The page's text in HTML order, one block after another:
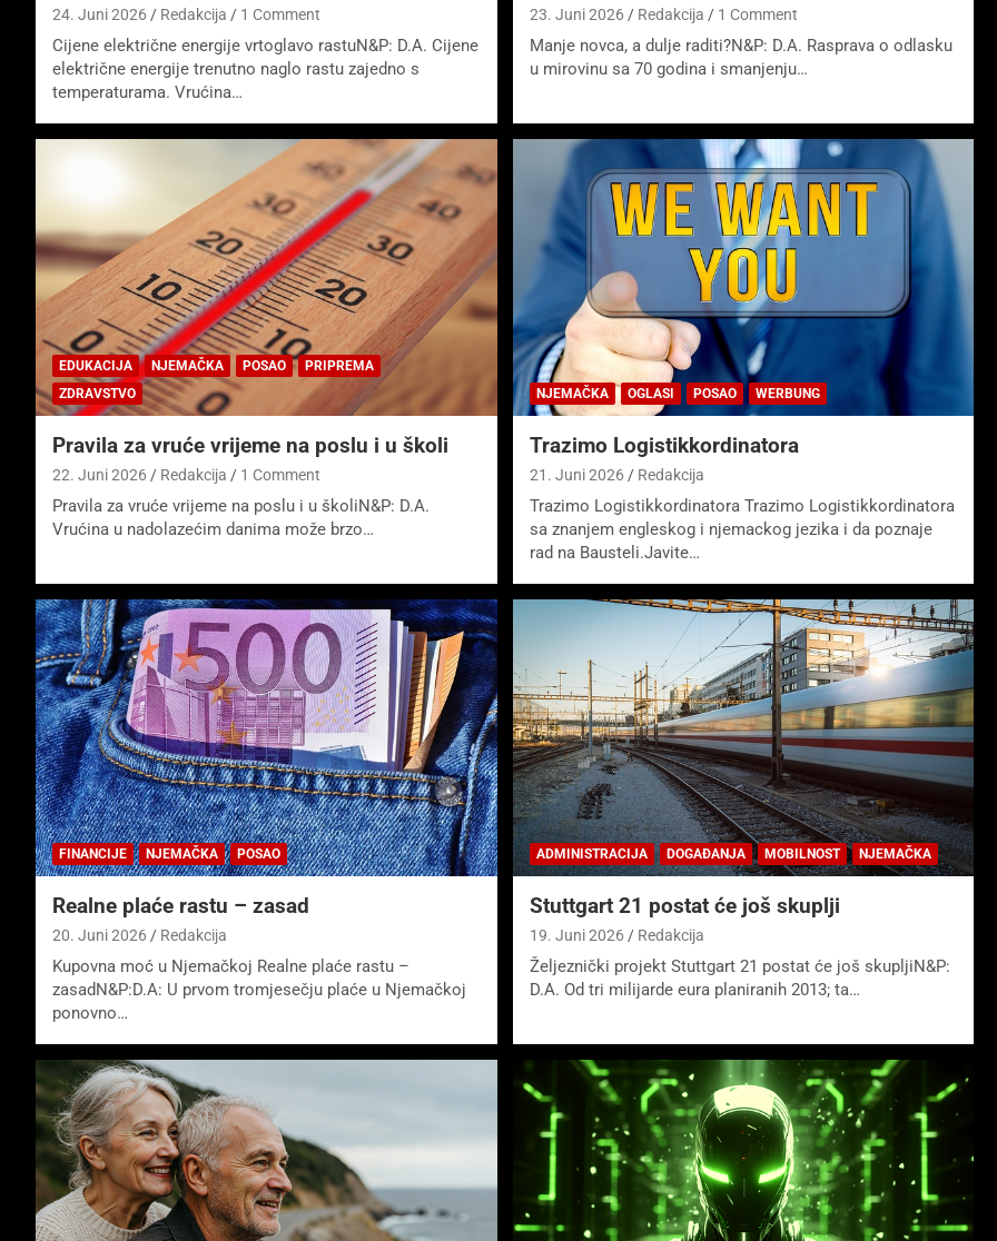
24. Juni 2026 Redakcija 1 Comment
Cijene električne energije vrtoglavo rastuN&P: D.A. Cijene
električne energije trenutno naglo rastu zajedno s
temperaturama. Vrućina…
23. Juni 2026 Redakcija 1 Comment
Manje novca, a dulje raditi?N&P: D.A. Rasprava o odlasku
u mirovinu sa 70 godina i smanjenju…
EDUKACIJA NJEMAČKA POSAO
PRIPREMA
ZDRAVSTVO
Pravila za vruće vrijeme na poslu i u školi
22. Juni 2026 Redakcija 1 Comment
Pravila za vruće vrijeme na poslu i u školiN&P: D.A.
Vrućina u nadolazećim danima može brzo…
NJEMAČKA OGLASI POSAO WERBUNG
Trazimo Logistikkordinatora
21. Juni 2026 Redakcija
Trazimo Logistikkordinatora Trazimo Logistikkordinatora
sa znanjem engleskog i njemackog jezika i da poznaje
rad na Bausteli.Javite…
FINANCIJE NJEMAČKA POSAO
Realne plaće rastu – zasad
20. Juni 2026 Redakcija
Kupovna moć u Njemačkoj Realne plaće rastu –
zasadN&P:D.A: U prvom tromjesečju plaće u Njemačkoj
ponovno…
ADMINISTRACIJA DOGAĐANJA MOBILNOST NJEMAČKA
Stuttgart 21 postat će još skuplji
19. Juni 2026 Redakcija
Željeznički projekt Stuttgart 21 postat će još skupljiN&P:
D.A. Od tri milijarde eura planiranih 2013; ta…